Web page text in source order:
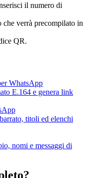
il numero di
verrà precompilato in
QR.
WhatsApp
E.164 e genera link
titoli ed elenchi
nomi e messaggi di